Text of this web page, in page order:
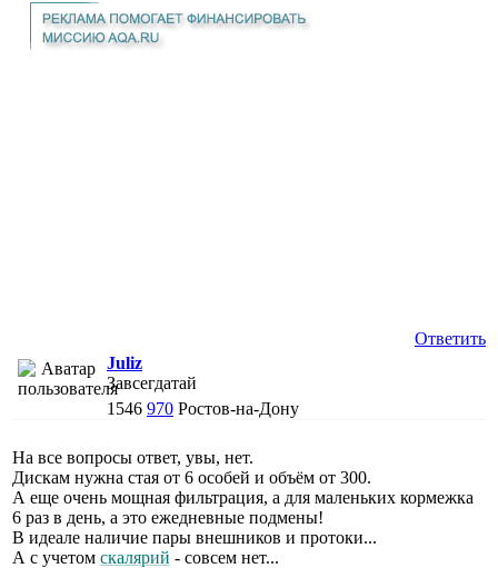
Ответить
Juliz
Завсегдатай
1546 970 Ростов-на-Дону
На все вопросы ответ, увы, нет.
Дискам нужна стая от 6 особей и объём от 300.
А еще очень мощная фильтрация, а для маленьких кормежка
6 раз в день, а это ежедневные подмены!
В идеале наличие пары внешников и протоки...
А с учетом скалярий - совсем нет...